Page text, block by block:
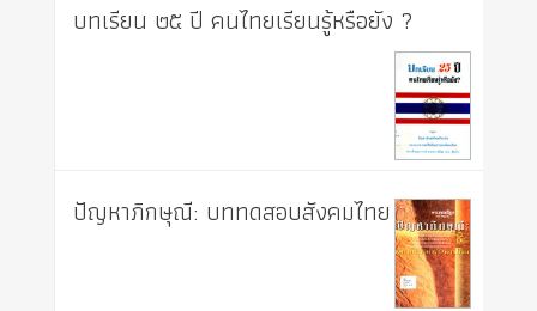
บทเรียน ๒๕ ปี คนไทยเรียนรู้หรือยัง ?
ปัญหาภิกษุณี: บททดสอบสังคมไทย